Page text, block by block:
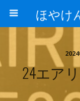
24エアリ